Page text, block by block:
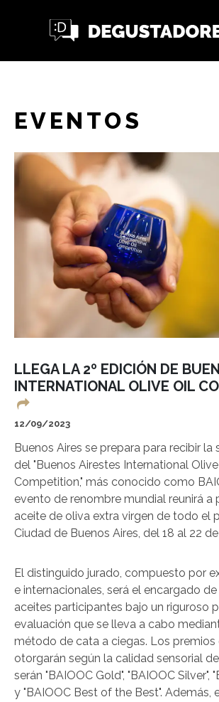
EVENTOS
LLEGA LA 2º EDICIÓN DE
INTERNATIONAL OLIVE OIL
12/09/2023
Buenos Aires se prepara para recibir la
del "Buenos Airestes International
Competition," más conocido como
evento de renombre mundial reunirá a
aceite de oliva extra virgen de todo el
Ciudad de Buenos Aires, del 18 al 22
El distinguido jurado, compuesto por
e internacionales, será el encargado
aceites participantes bajo un riguroso
evaluación que se lleva a cabo
método de cata a ciegas. Los premios
otorgarán según la calidad sensorial
serán "BAIOOC Gold", "BAIOOC Silver",
y "BAIOOC Best of the Best". Además,